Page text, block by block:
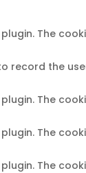
plugin. The
record the
plugin. The
plugin. The
plugin. The